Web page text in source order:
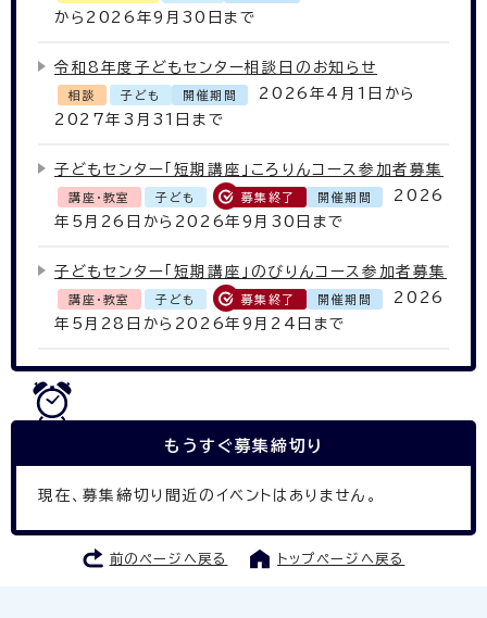
から2026年9月30日まで
令和8年度子どもセンター相談日のお知らせ
相談 子ども 開催期間
2026年4月1日から
2027年3月31日まで
子どもセンター「短期講座」ころりんコース参加者募集
講座・教室 子ども 募集終了 開催期間
2026
年5月26日から2026年9月30日まで
子どもセンター「短期講座」のびりんコース参加者募集
講座・教室 子ども 募集終了 開催期間
2026
年5月28日から2026年9月24日まで
もうすぐ募集締切り
現在、募集締切り間近のイベントはありません。
前のページへ戻る トップページへ戻る